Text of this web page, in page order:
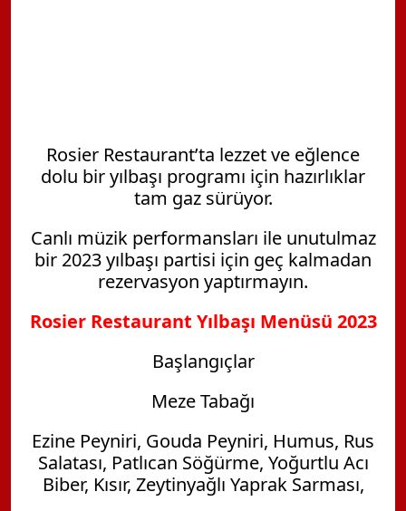
Rosier Restaurant’ta lezzet ve eğlence
dolu bir yılbaşı programı için hazırlıklar
tam gaz sürüyor.
Canlı müzik performansları ile unutulmaz
bir 2023 yılbaşı partisi için geç kalmadan
rezervasyon yaptırmayın.
Rosier Restaurant Yılbaşı Menüsü 2023
Başlangıçlar
Meze Tabağı
Ezine Peyniri, Gouda Peyniri, Humus, Rus
Salatası, Patlıcan Söğürme, Yoğurtlu Acı
Biber, Kısır, Zeytinyağlı Yaprak Sarması,